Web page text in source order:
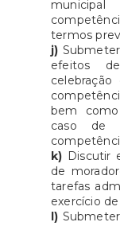
termos
j)
efeitos
bem
caso de
k) Discutir
de
tarefas
exercício
l)